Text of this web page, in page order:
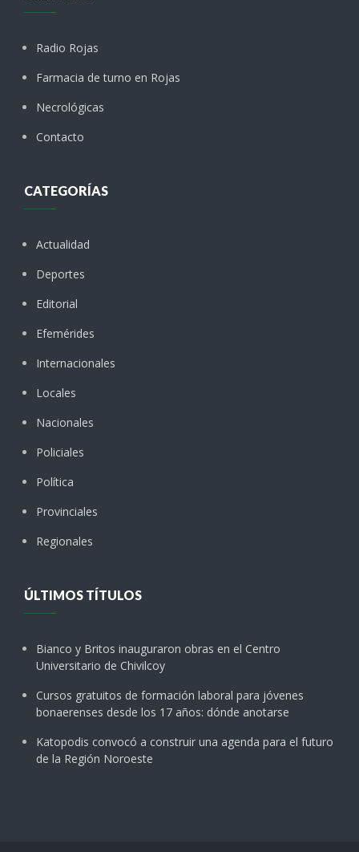
Radio Rojas
Farmacia de turno en Rojas
Necrológicas
Contacto
CATEGORÍAS
Actualidad
Deportes
Editorial
Efemérides
Internacionales
Locales
Nacionales
Policiales
Política
Provinciales
Regionales
ÚLTIMOS TÍTULOS
Bianco y Britos inauguraron obras en el Centro
Universitario de Chivilcoy
Cursos gratuitos de formación laboral para jóvenes
bonaerenses desde los 17 años: dónde anotarse
Katopodis convocó a construir una agenda para el futuro
de la Región Noroeste